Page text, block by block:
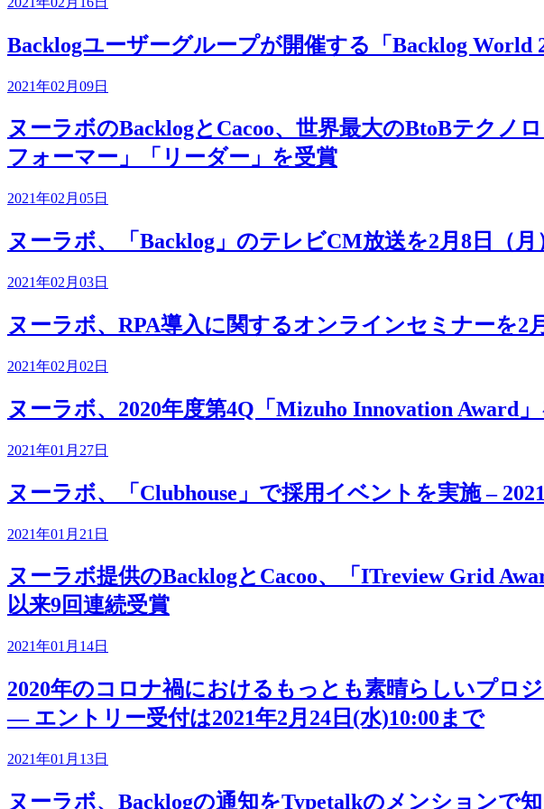
Backlogユーザーグループが開催する「Backlog World
2021年02月09日
ヌーラボのBacklogとCacoo、世界最大のBtoBテクノ
フォーマー」「リーダー」を受賞
2021年02月05日
ヌーラボ、「Backlog」のテレビCM放送を2月8日（
2021年02月03日
ヌーラボ、RPA導入に関するオンラインセミナーを2
2021年02月02日
ヌーラボ、2020年度第4Q「Mizuho Innovation Award
2021年01月27日
ヌーラボ、「Clubhouse」で採用イベントを実施 –
2021年01月21日
ヌーラボ提供のBacklogとCacoo、「ITreview Grid
以来9回連続受賞
2021年01月14日
2020年のコロナ禍におけるもっとも素晴らしいプロ
— エントリー受付は2021年2月24日(水)10:00まで
2021年01月13日
ヌーラボ、Backlogの通知をTypetalkのメンションで